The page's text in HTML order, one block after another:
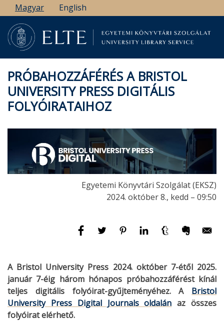
Ugrás
a
tartalomra
Magyar English
PRÓBAHOZZÁFÉRÉS A BRISTOL
UNIVERSITY PRESS DIGITÁLIS
FOLYÓIRATAIHOZ
Egyetemi Könyvtári Szolgálat (EKSZ)
2024. október 8., kedd – 09:50
A Bristol University Press 2024. október 7-étől 2025.
január 7-éig három hónapos próbahozzáférést kínál
teljes digitális folyóirat-gyűjteményéhez. A Bristol
University Press Digital Journals oldalán az összes
folyóirat elérhető.